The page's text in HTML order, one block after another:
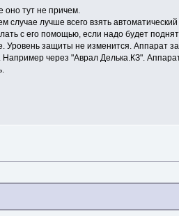
тут не причем.
лучше всего взять
с его помощью, если надо будет
Уровень защиты не изменится. Аппарат
Например через "Аврал Делька.КЗ".